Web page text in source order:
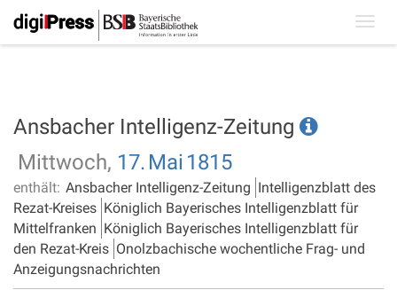
Ansbacher Intelligenz-Zeitung
Mittwoch, 17. Mai 1815
enthält: Ansbacher Intelligenz-Zeitung Intelligenzblatt des
Rezat-Kreises Königlich Bayerisches Intelligenzblatt für
Mittelfranken Königlich Bayerisches Intelligenzblatt für
den Rezat-Kreis Onolzbachische wochentliche Frag- und
Anzeigungsnachrichten